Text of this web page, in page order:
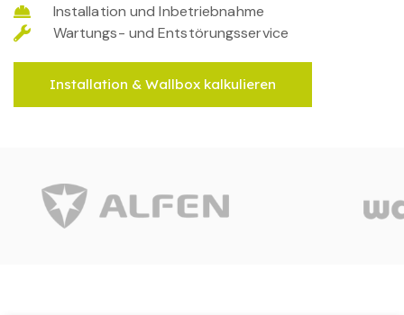
Installation und Inbetriebnahme
Wartungs- und Entstörungsservice
Installation & Wallbox kalkulieren